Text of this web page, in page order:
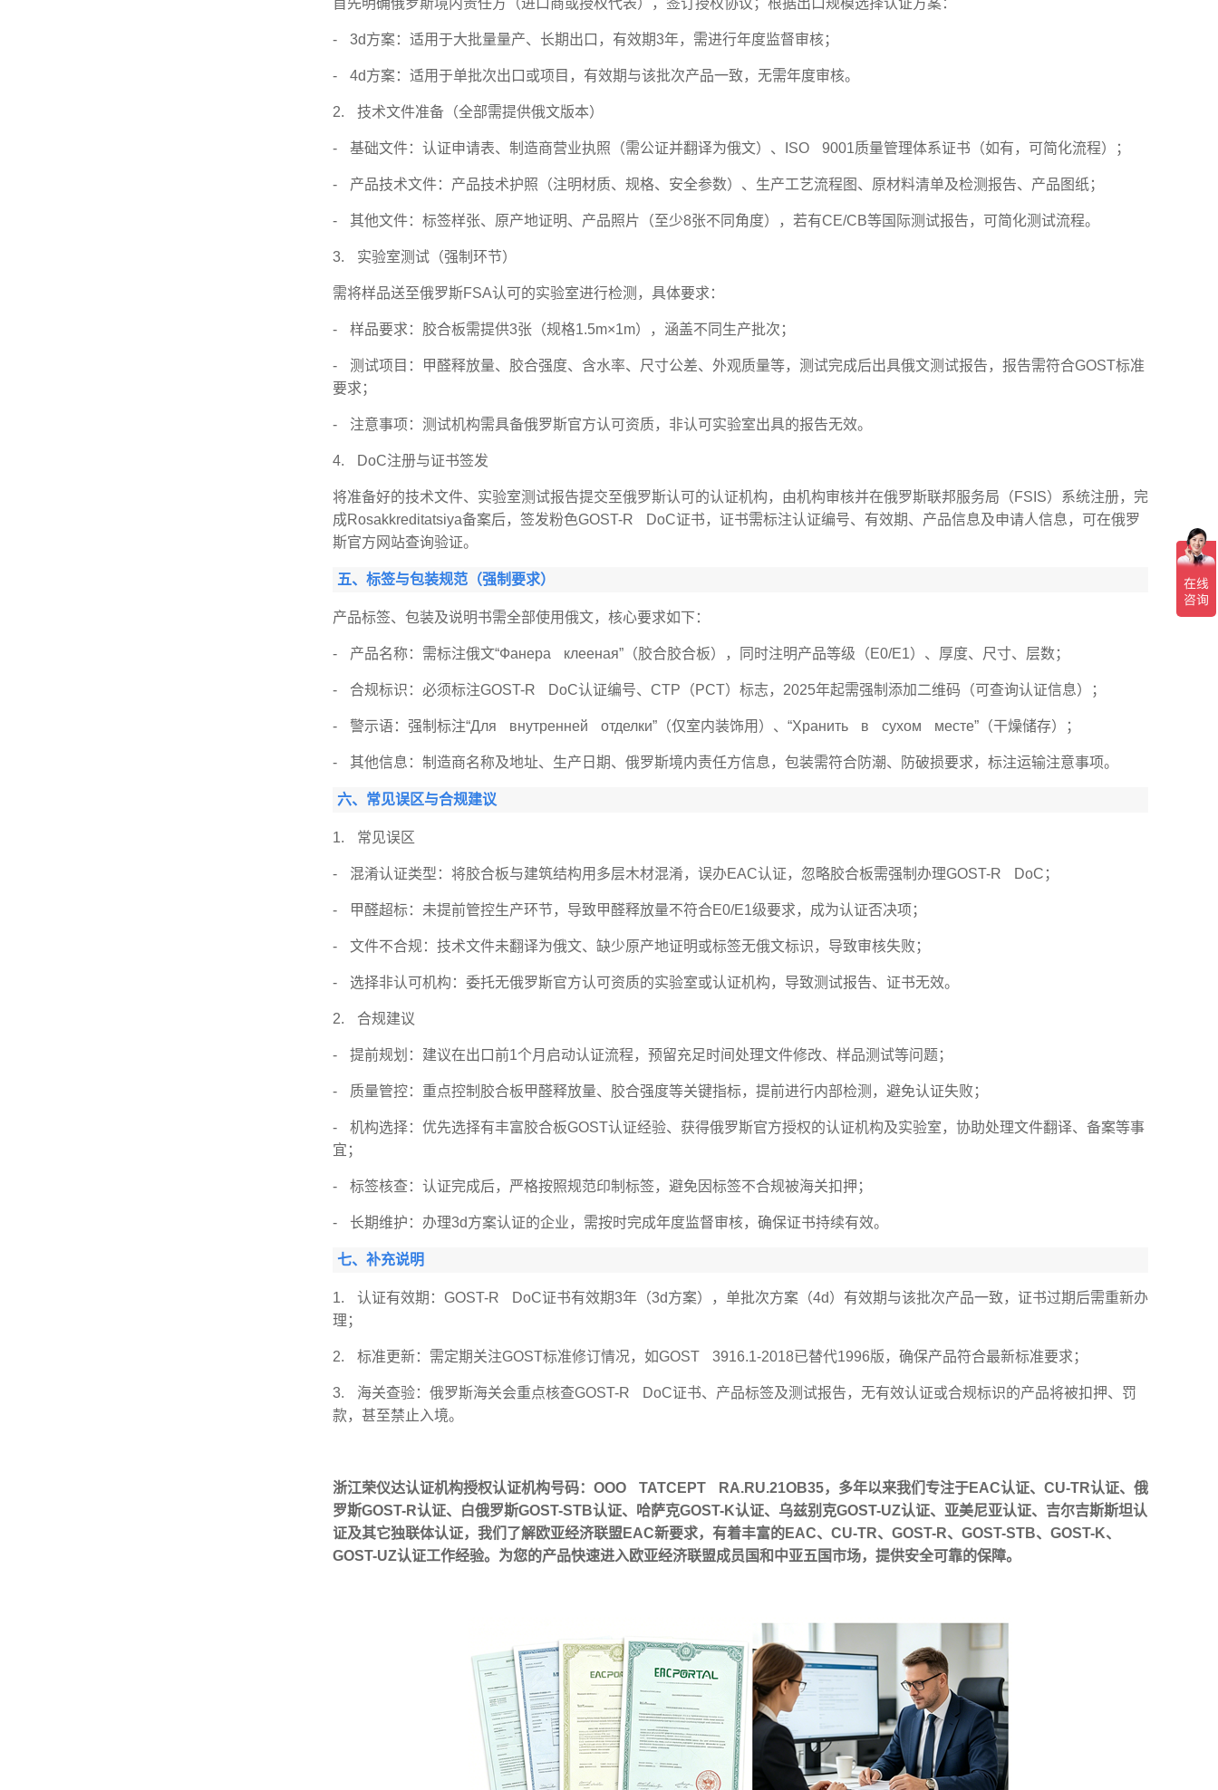
首先明确俄罗斯境内责任方（进口商或授权代表），签订授权协议；根据出口规模选择认证方案：
- 3d方案：适用于大批量量产、长期出口，有效期3年，需进行年度监督审核；
- 4d方案：适用于单批次出口或项目，有效期与该批次产品一致，无需年度审核。
2. 技术文件准备（全部需提供俄文版本）
- 基础文件：认证申请表、制造商营业执照（需公证并翻译为俄文）、ISO 9001质量管理体系证书（如有，可简化流程）；
- 产品技术文件：产品技术护照（注明材质、规格、安全参数）、生产工艺流程图、原材料清单及检测报告、产品图纸；
- 其他文件：标签样张、原产地证明、产品照片（至少8张不同角度），若有CE/CB等国际测试报告，可简化测试流程。
3. 实验室测试（强制环节）
需将样品送至俄罗斯FSA认可的实验室进行检测，具体要求：
- 样品要求：胶合板需提供3张（规格1.5m×1m），涵盖不同生产批次；
- 测试项目：甲醛释放量、胶合强度、含水率、尺寸公差、外观质量等，测试完成后出具俄文测试报告，报告需符合GOST标准
要求；
- 注意事项：测试机构需具备俄罗斯官方认可资质，非认可实验室出具的报告无效。
4. DoC注册与证书签发
将准备好的技术文件、实验室测试报告提交至俄罗斯认可的认证机构，由机构审核并在俄罗斯联邦服务局（FSIS）系统注册，完
成Rosakkreditatsiya备案后，签发粉色GOST-R DoC证书，证书需标注认证编号、有效期、产品信息及申请人信息，可在俄罗
斯官方网站查询验证。
五、标签与包装规范（强制要求）
产品标签、包装及说明书需全部使用俄文，核心要求如下：
- 产品名称：需标注俄文“Фанера клееная”（胶合胶合板），同时注明产品等级（E0/E1）、厚度、尺寸、层数；
- 合规标识：必须标注GOST-R DoC认证编号、CTP（PCT）标志，2025年起需强制添加二维码（可查询认证信息）；
- 警示语：强制标注“Для внутренней отделки”（仅室内装饰用）、“Хранить в сухом месте”（干燥储存）；
- 其他信息：制造商名称及地址、生产日期、俄罗斯境内责任方信息，包装需符合防潮、防破损要求，标注运输注意事项。
六、常见误区与合规建议
1. 常见误区
- 混淆认证类型：将胶合板与建筑结构用多层木材混淆，误办EAC认证，忽略胶合板需强制办理GOST-R DoC；
- 甲醛超标：未提前管控生产环节，导致甲醛释放量不符合E0/E1级要求，成为认证否决项；
- 文件不合规：技术文件未翻译为俄文、缺少原产地证明或标签无俄文标识，导致审核失败；
- 选择非认可机构：委托无俄罗斯官方认可资质的实验室或认证机构，导致测试报告、证书无效。
2. 合规建议
- 提前规划：建议在出口前1个月启动认证流程，预留充足时间处理文件修改、样品测试等问题；
- 质量管控：重点控制胶合板甲醛释放量、胶合强度等关键指标，提前进行内部检测，避免认证失败；
- 机构选择：优先选择有丰富胶合板GOST认证经验、获得俄罗斯官方授权的认证机构及实验室，协助处理文件翻译、备案等事
宜；
- 标签核查：认证完成后，严格按照规范印制标签，避免因标签不合规被海关扣押；
- 长期维护：办理3d方案认证的企业，需按时完成年度监督审核，确保证书持续有效。
七、补充说明
1. 认证有效期：GOST-R DoC证书有效期3年（3d方案），单批次方案（4d）有效期与该批次产品一致，证书过期后需重新办
理；
2. 标准更新：需定期关注GOST标准修订情况，如GOST 3916.1-2018已替代1996版，确保产品符合最新标准要求；
3. 海关查验：俄罗斯海关会重点核查GOST-R DoC证书、产品标签及测试报告，无有效认证或合规标识的产品将被扣押、罚
款，甚至禁止入境。
浙江荣仪达认证机构授权认证机构号码：ООО ТАТСЕРТ RA.RU.21ОВ35，多年以来我们专注于EAC认证、CU-TR认证、俄
罗斯GOST-R认证、白俄罗斯GOST-STB认证、哈萨克GOST-K认证、乌兹别克GOST-UZ认证、亚美尼亚认证、吉尔吉斯斯坦认
证及其它独联体认证，我们了解欧亚经济联盟EAC新要求，有着丰富的EAC、CU-TR、GOST-R、GOST-STB、GOST-K、
GOST-UZ认证工作经验。为您的产品快速进入欧亚经济联盟成员国和中亚五国市场，提供安全可靠的保障。